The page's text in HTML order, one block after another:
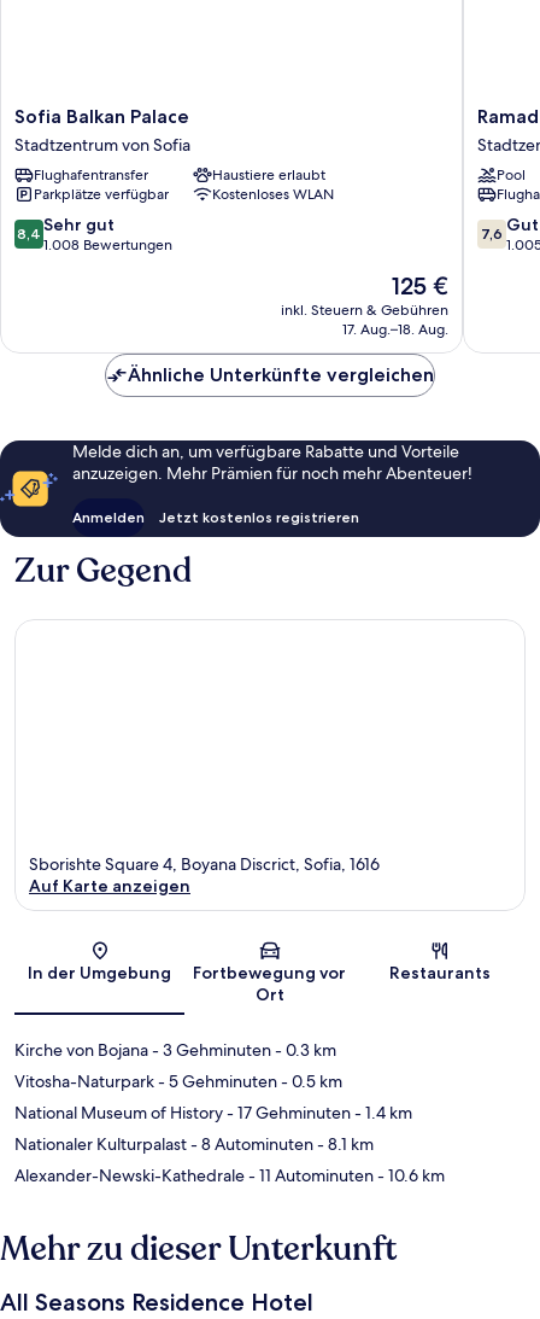
Sofia
Balkan
Palace
Stadtzentrum
von
Sofia
Sofia Balkan Palace
Stadtzentrum von Sofia
Flughafentransfer
Haustiere erlaubt
Parkplätze verfügbar
Kostenloses WLAN
8.4
von
Bewertungen
8,4 Sehr gut
1.008 Bewertungen
Der
Preis
beträgt
125 €
inkl. Steuern & Gebühren
17. Aug.–18. Aug.
Ramada
by
Sofia
City
Center
Pool
7.6
von
7,6 Gut
Ähnliche Unterkünfte vergleichen
Melde dich an, um verfügbare Rabatte und Vorteile
anzuzeigen. Mehr Prämien für noch mehr Abenteuer!
Anmelden Jetzt kostenlos registrieren
Zur Gegend
Karte
Sborishte Square 4, Boyana Discrict, Sofia, 1616
Auf Karte anzeigen
In der Umgebung
Fortbewegung vor
Ort
Restaurants
Kirche von Bojana- 3 Gehminuten- 0.3 km
Vitosha-Naturpark- 5 Gehminuten- 0.5 km
National Museum of History- 17 Gehminuten- 1.4 km
Nationaler Kulturpalast- 8 Autominuten- 8.1 km
Alexander-Newski-Kathedrale- 11 Autominuten- 10.6 km
Mehr zu dieser Unterkunft
All Seasons Residence Hotel